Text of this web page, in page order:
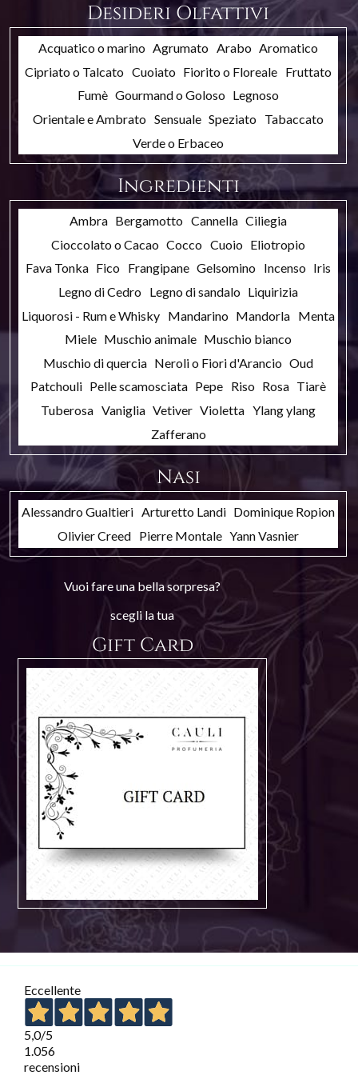
Desideri Olfattivi
Acquatico o marino Agrumato Arabo Aromatico
Cipriato o Talcato Cuoiato Fiorito o Floreale Fruttato
Fumè Gourmand o Goloso Legnoso
Orientale e Ambrato Sensuale Speziato Tabaccato
Verde o Erbaceo
Ingredienti
Ambra Bergamotto Cannella Ciliegia
Cioccolato o Cacao Cocco Cuoio Eliotropio
Fava Tonka Fico Frangipane Gelsomino Incenso Iris
Legno di Cedro Legno di sandalo Liquirizia
Liquorosi - Rum e Whisky Mandarino Mandorla Menta
Miele Muschio animale Muschio bianco
Muschio di quercia Neroli o Fiori d'Arancio Oud
Patchouli Pelle scamosciata Pepe Riso Rosa Tiarè
Tuberosa Vaniglia Vetiver Violetta Ylang ylang
Zafferano
Nasi
Alessandro Gualtieri Arturetto Landi Dominique Ropion
Olivier Creed Pierre Montale Yann Vasnier
Vuoi fare una bella sorpresa?
scegli la tua
Gift Card
Eccellente
5,0/5
1.056
recensioni